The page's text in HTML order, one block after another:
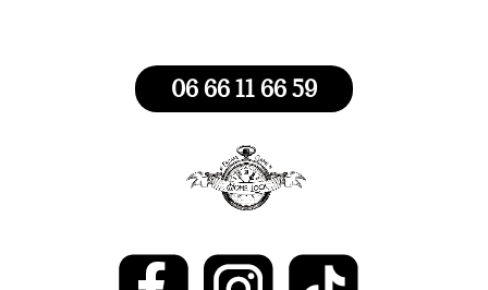
06 66 11 66 59
Escape game à la maison